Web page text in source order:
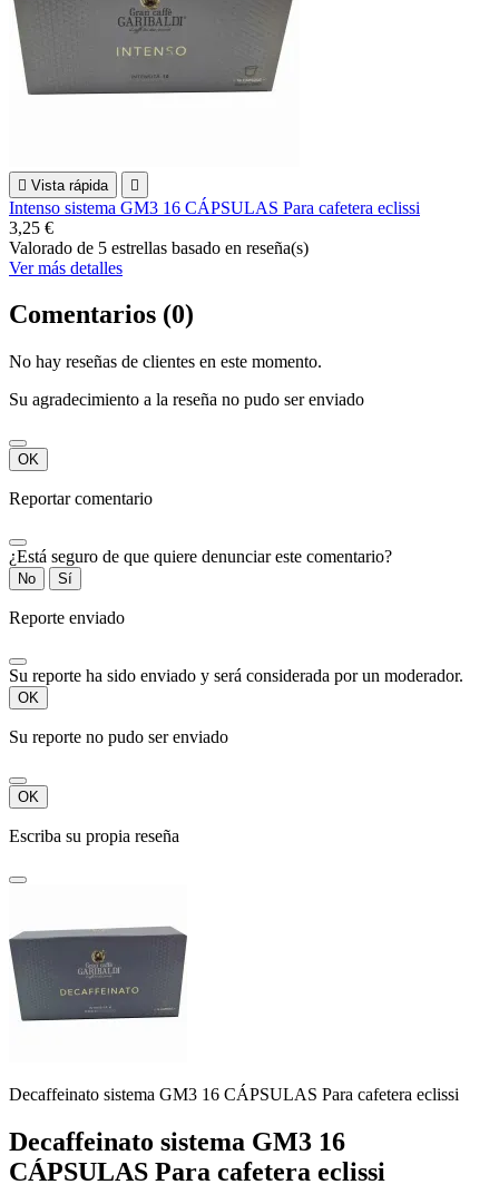
 Vista rápida 
Intenso sistema GM3 16 CÁPSULAS Para cafetera eclissi
3,25 €
Valorado de 5 estrellas basado en reseña(s)
Ver más detalles
Comentarios (0)
No hay reseñas de clientes en este momento.
Su agradecimiento a la reseña no pudo ser enviado
OK
Reportar comentario
¿Está seguro de que quiere denunciar este comentario?
No Sí
Reporte enviado
Su reporte ha sido enviado y será considerada por un moderador.
OK
Su reporte no pudo ser enviado
OK
Escriba su propia reseña
Decaffeinato sistema GM3 16 CÁPSULAS Para cafetera eclissi
Decaffeinato sistema GM3 16
CÁPSULAS Para cafetera eclissi